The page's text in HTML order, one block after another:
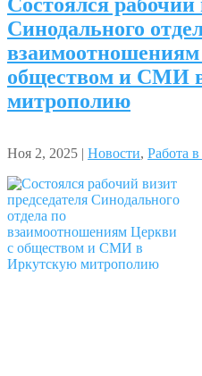
Синодального
обществом и СМИ
митрополию
Ноя 2, 2025 | Новости, Работа